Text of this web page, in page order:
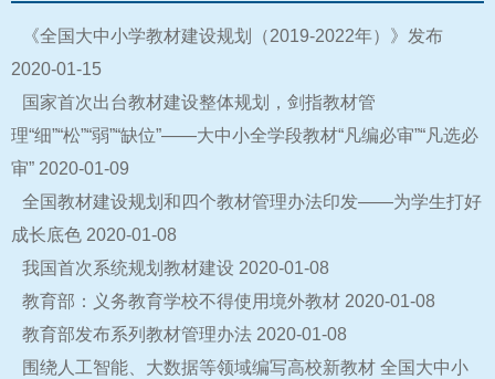
《全国大中小学教材建设规划（2019-2022年）》发布
2020-01-15
国家首次出台教材建设整体规划，剑指教材管
理“细”“松”“弱”“缺位”——大中小全学段教材“凡编必审”“凡选必
审” 2020-01-09
全国教材建设规划和四个教材管理办法印发——为学生打好
成长底色 2020-01-08
我国首次系统规划教材建设 2020-01-08
教育部：义务教育学校不得使用境外教材 2020-01-08
教育部发布系列教材管理办法 2020-01-08
围绕人工智能、大数据等领域编写高校新教材 全国大中小